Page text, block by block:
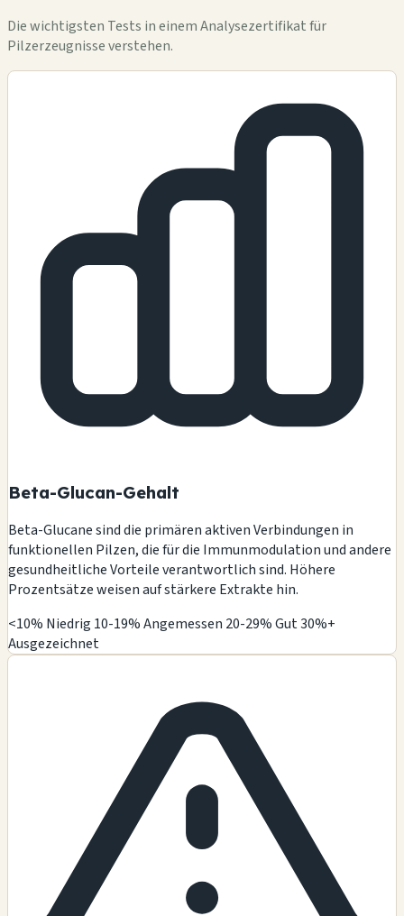
Die wichtigsten Tests in einem Analysezertifikat für
Pilzerzeugnisse verstehen.
Beta-Glucan-Gehalt
Beta-Glucane sind die primären aktiven Verbindungen in
funktionellen Pilzen, die für die Immunmodulation und andere
gesundheitliche Vorteile verantwortlich sind. Höhere
Prozentsätze weisen auf stärkere Extrakte hin.
<10% Niedrig 10-19% Angemessen 20-29% Gut30%+
Ausgezeichnet